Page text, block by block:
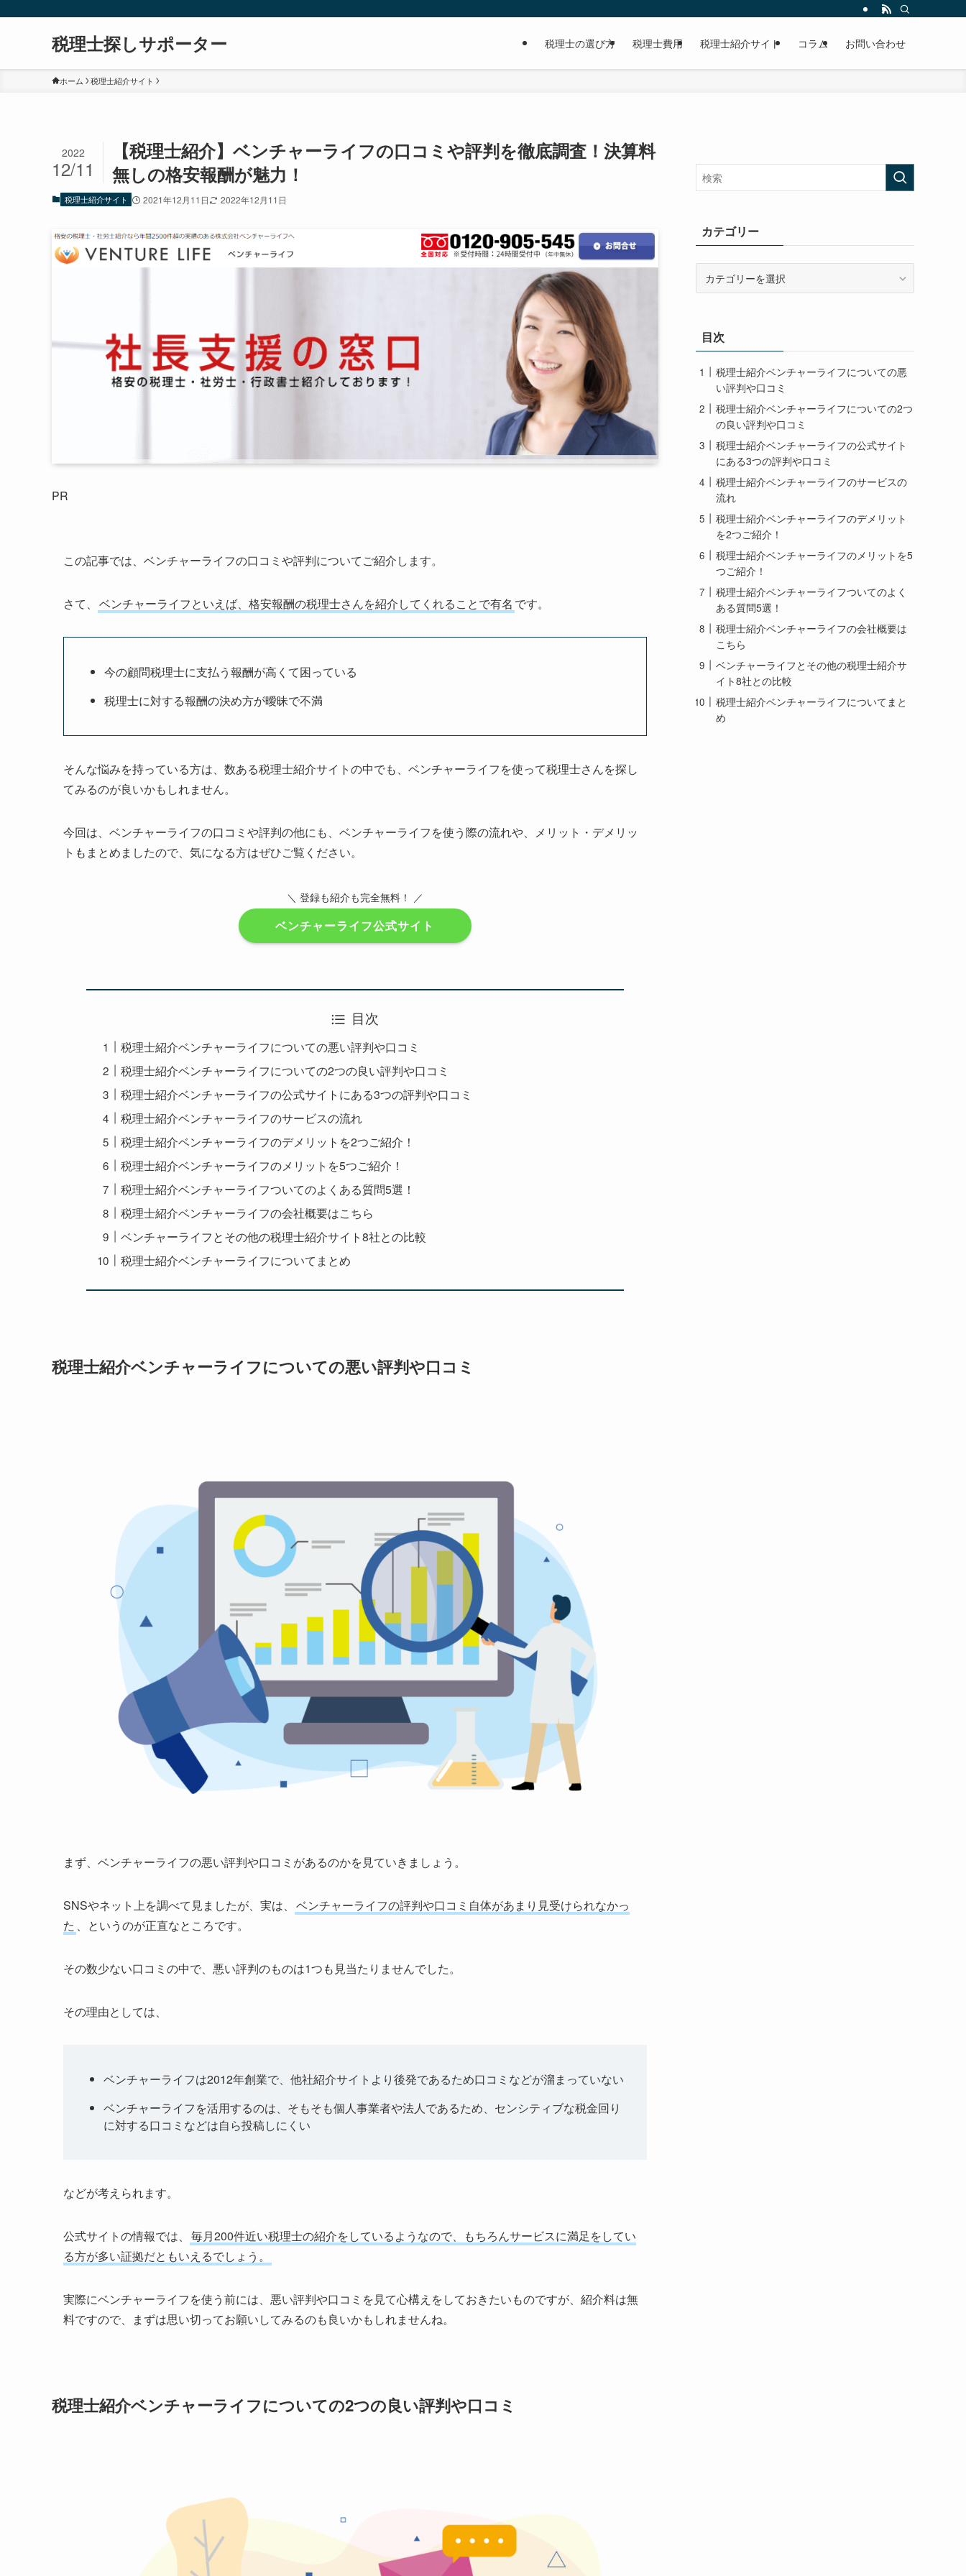
税理士探しサポーター 税理士の選び方 税理士費用 税理士紹介サイト コラム お問い合わせ
ホーム 税理士紹介サイト
【税理士紹介】ベンチャーライフの口コミや評判を徹底調査！決算料
無しの格安報酬が魅力！
2022
12/11
税理士紹介サイト 2021年12月11日 2022年12月11日
PR
この記事では、ベンチャーライフの口コミや評判についてご紹介します。
さて、 ベンチャーライフといえば、格安報酬の税理士さんを紹介してくれることで有名 です。
今の顧問税理士に支払う報酬が高くて困っている
税理士に対する報酬の決め方が曖昧で不満
そんな悩みを持っている方は、数ある税理士紹介サイトの中でも、ベンチャーライフを使って税理士さんを探し
てみるのが良いかもしれません。
今回は、ベンチャーライフの口コミや評判の他にも、ベンチャーライフを使う際の流れや、メリット・デメリッ
トもまとめましたので、気になる方はぜひご覧ください。
＼ 登録も紹介も完全無料！ ／
ベンチャーライフ公式サイト
目次
税理士紹介ベンチャーライフについての悪い評判や口コミ
税理士紹介ベンチャーライフについての2つの良い評判や口コミ
税理士紹介ベンチャーライフの公式サイトにある3つの評判や口コミ
税理士紹介ベンチャーライフのサービスの流れ
税理士紹介ベンチャーライフのデメリットを2つご紹介！
税理士紹介ベンチャーライフのメリットを5つご紹介！
税理士紹介ベンチャーライフついてのよくある質問5選！
税理士紹介ベンチャーライフの会社概要はこちら
ベンチャーライフとその他の税理士紹介サイト8社との比較
税理士紹介ベンチャーライフについてまとめ
税理士紹介ベンチャーライフについての悪い評判や口コミ
まず、ベンチャーライフの悪い評判や口コミがあるのかを見ていきましょう。
SNSやネット上を調べて見ましたが、実は、 ベンチャーライフの評判や口コミ自体があまり見受けられなかっ
た 、というのが正直なところです。
その数少ない口コミの中で、悪い評判のものは1つも見当たりませんでした。
その理由としては、
ベンチャーライフは2012年創業で、他社紹介サイトより後発であるため口コミなどが溜まっていない
ベンチャーライフを活用するのは、そもそも個人事業者や法人であるため、センシティブな税金回り
に対する口コミなどは自ら投稿しにくい
などが考えられます。
公式サイトの情報では、 毎月200件近い税理士の紹介をしているようなので、もちろんサービスに満足をしてい
る方が多い証拠だともいえるでしょう。
実際にベンチャーライフを使う前には、悪い評判や口コミを見て心構えをしておきたいものですが、紹介料は無
料ですので、まずは思い切ってお願いしてみるのも良いかもしれませんね。
税理士紹介ベンチャーライフについての2つの良い評判や口コミ
カテゴリー
ー目次
税理士紹介ベンチャーライフについての悪
い評判や口コミ
税理士紹介ベンチャーライフについての2つ
の良い評判や口コミ
税理士紹介ベンチャーライフの公式サイト
にある3つの評判や口コミ
税理士紹介ベンチャーライフのサービスの
流れ
税理士紹介ベンチャーライフのデメリット
を2つご紹介！
税理士紹介ベンチャーライフのメリットを5
つご紹介！
税理士紹介ベンチャーライフついてのよく
ある質問5選！
税理士紹介ベンチャーライフの会社概要は
こちら
ベンチャーライフとその他の税理士紹介サ
イト8社との比較
税理士紹介ベンチャーライフについてまと
め